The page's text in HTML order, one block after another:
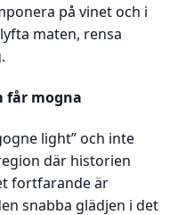
på vinet och i
maten, rensa
får mogna
light” och inte
där historien
fortfarande är
snabba glädjen i det